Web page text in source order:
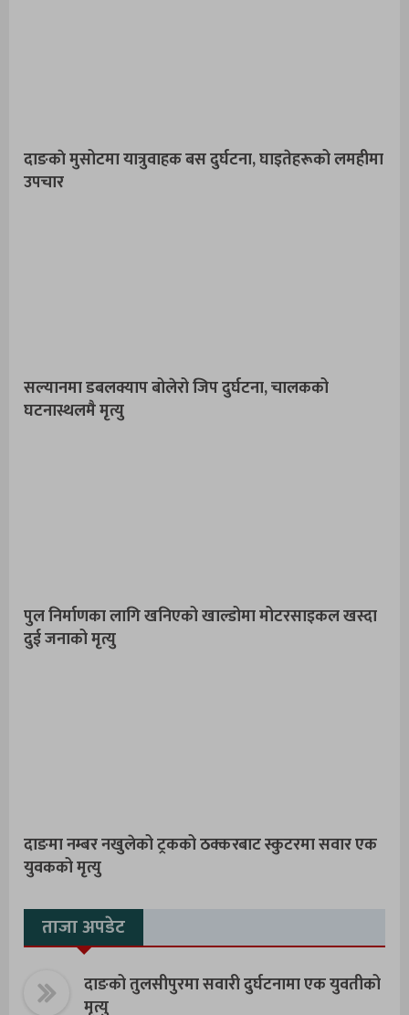
दाङकाे मुसोटमा यात्रुवाहक बस दुर्घटना, घाइतेहरूको लमहीमा
उपचार
सल्यानमा डबलक्याप बोलेरो जिप दुर्घटना, चालकको
घटनास्थलमै मृत्यु
पुल निर्माणका लागि खनिएको खाल्डोमा मोटरसाइकल खस्दा
दुई जनाको मृत्यु
दाङमा नम्बर नखुलेको ट्रकको ठक्करबाट स्कुटरमा सवार एक
युवकको मृत्यु
ताजा अपडेट
दाङको तुलसीपुरमा सवारी दुर्घटनामा एक युवतीको
मृत्यु